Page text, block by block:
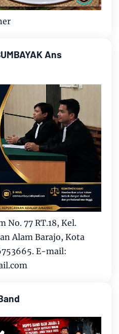
Ans
No. 77 RT.18, Kel.
Alam Barajo, Kota
E-mail: